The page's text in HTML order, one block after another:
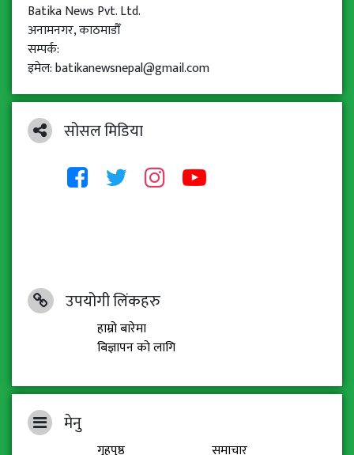
Batika News Pvt. Ltd.
अनामनगर, काठमाडौँ
सम्पर्क:
इमेल: batikanewsnepal@gmail.com
सोसल मिडिया
उपयोगी लिंकहरु
हाम्रो बारेमा
बिज्ञापन को लागि
मेनु